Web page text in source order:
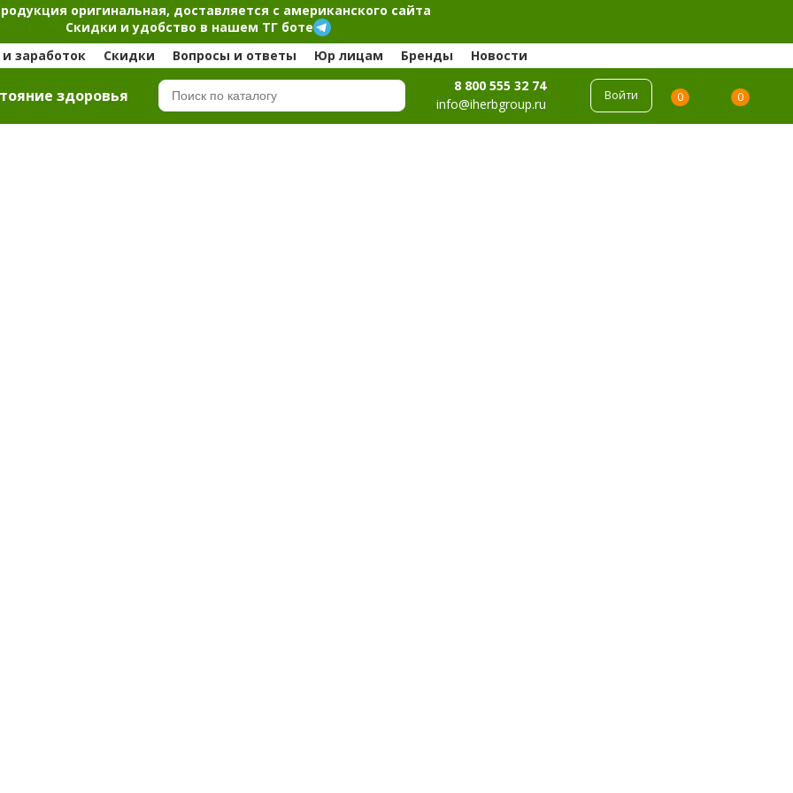
оригинальная, доставляется с американского сайта
Скидки и удобство в нашем ТГ боте
заработок
Скидки Вопросы и ответы Юр лицам Бренды Новости
здоровья
8 800 555 32 74
info@iherbgroup.ru
Войти 0 0